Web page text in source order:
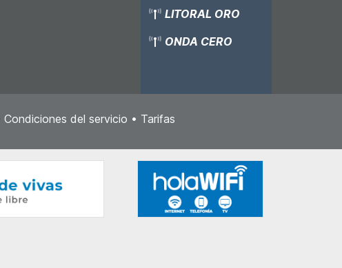
LITORAL ORO
ONDA CERO
Condiciones del servicio • Tarifas